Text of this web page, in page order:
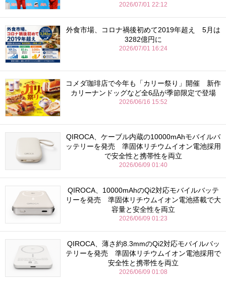
2026/07/01 22:12
外食市場、コロナ禍後初めて2019年超え 5月は
3282億円に
2026/07/01 16:24
コメダ珈琲店で今年も「カリー祭り」開催 新作
カリーナンドッグなど全6品が季節限定で登場
2026/06/16 15:52
QIROCA、ケーブル内蔵の10000mAhモバイルバ
ッテリーを発売 準固体リチウムイオン電池採用
で安全性と携帯性を両立
2026/06/09 01:40
QIROCA、10000mAhのQi2対応モバイルバッテ
リーを発売 準固体リチウムイオン電池搭載で大
容量と安全性を両立
2026/06/09 01:23
QIROCA、薄さ約8.3mmのQi2対応モバイルバッ
テリーを発売 準固体リチウムイオン電池採用で
安全性と携帯性を両立
2026/06/09 01:08